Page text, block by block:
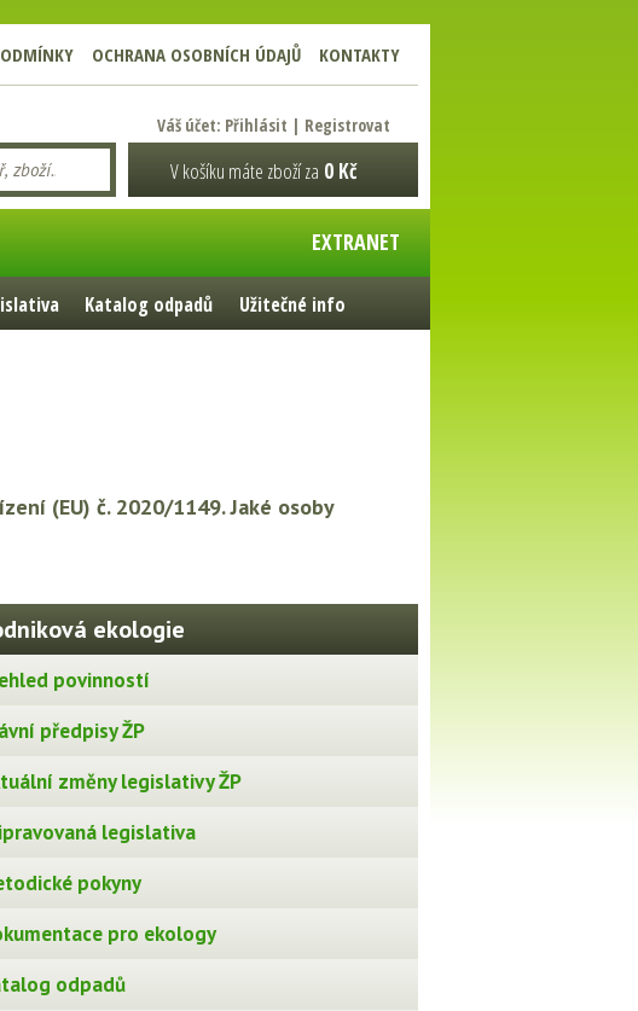
OCHRANA OSOBNÍCH ÚDAJŮ KONTAKTY
Váš účet: Přihlásit | Registrovat
V košíku máte zboží za 0 Kč
EXTRANET
Katalog odpadů Užitečné info
(EU) č. 2020/1149. Jaké osoby
ekologie
povinností
předpisy ŽP
změny legislativy ŽP
legislativa
pokyny
pro ekology
odpadů